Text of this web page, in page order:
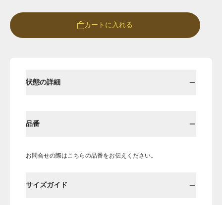
Round Round-hi
カートに入れる
状態の詳細
品番
お問合せの際はこちらの品番をお伝えください。
サイズガイド